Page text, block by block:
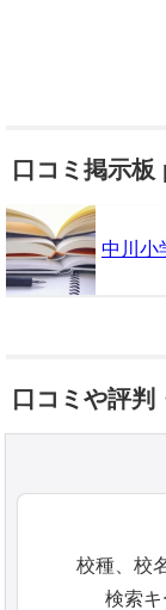
口コミ掲示
中川小
口コミや評判
校種、校
検索キ